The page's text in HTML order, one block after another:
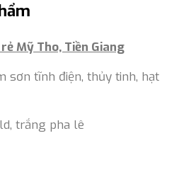
Mỹ Tho, Tiền Giang
sơn tĩnh điện, thủy tinh, hạt
trắng pha lê